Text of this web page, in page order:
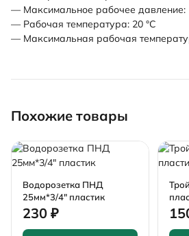
— Максимальное рабочее давление:
— Рабочая температура: 20 °С
— Максимальная рабочая
Похожие товары
Водорозетка ПНД
25мм*3/4" пластик
230 ₽